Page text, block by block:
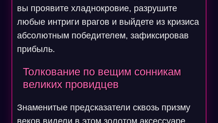
вы проявите хладнокровие, разрушите
любые интриги врагов и выйдете из кризиса
абсолютным победителем, зафиксировав
прибыль.
Толкование по вещим сонникам
великих провидцев
Знаменитые предсказатели сквозь призму
веков видели в этом золотом аксессуаре